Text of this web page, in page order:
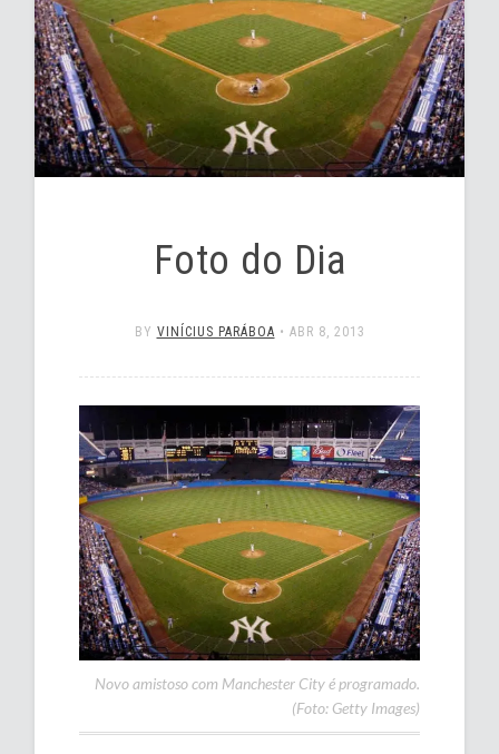
Foto do Dia
BY VINÍCIUS PARÁBOA • ABR 8, 2013
Novo amistoso com Manchester City é programado.
(Foto: Getty Images)